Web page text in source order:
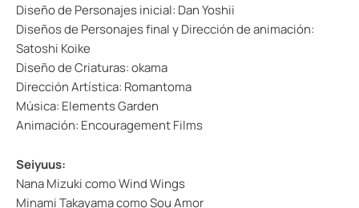
Diseño de Personajes inicial: Dan Yoshii
Diseños de Personajes final y Dirección de animación:
Satoshi Koike
Diseño de Criaturas: okama
Dirección Artística: Romantoma
Música: Elements Garden
Animación: Encouragement Films
Seiyuus:
Nana Mizuki como Wind Wings
Minami Takayama como Sou Amor